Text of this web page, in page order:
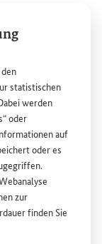
den
statistischen
werden
“ oder
auf
oder es
zur
finden Sie